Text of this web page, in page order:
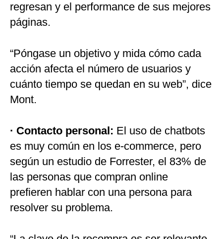
regresan y el performance de sus mejores
páginas.
“Póngase un objetivo y mida cómo cada
acción afecta el número de usuarios y
cuánto tiempo se quedan en su web”, dice
Mont.
· Contacto personal: El uso de chatbots
es muy común en los e-commerce, pero
según un estudio de Forrester, el 83% de
las personas que compran online
prefieren hablar con una persona para
resolver su problema.